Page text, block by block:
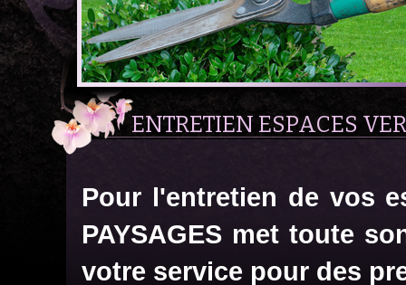
ENTRETIEN ESPACES
Pour l'entretien de vos
PAYSAGES met toute
votre service pour des